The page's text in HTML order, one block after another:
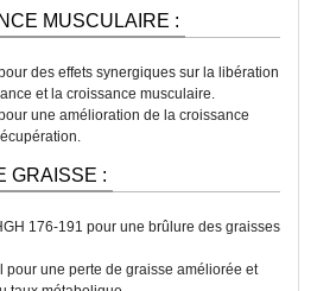
MUSCULAIRE :
des effets synergiques sur la libération
et la croissance musculaire.
une amélioration de la croissance
GRAISSE :
176-191 pour une brûlure des graisses
pour une perte de graisse améliorée et